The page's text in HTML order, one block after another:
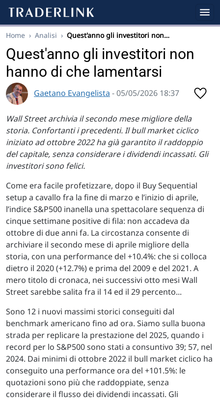
Home › Analisi › Quest'anno gli investitori non…
Quest'anno gli investitori non
hanno di che lamentarsi
Gaetano Evangelista - 05/05/2026 18:37
Wall Street archivia il secondo mese migliore della
storia. Confortanti i precedenti. Il bull market ciclico
iniziato ad ottobre 2022 ha già garantito il raddoppio
del capitale, senza considerare i dividendi incassati. Gli
investitori sono felici.
Come era facile profetizzare, dopo il Buy Sequential
setup a cavallo fra la fine di marzo e l’inizio di aprile,
l’indice S&P500 inanella una spettacolare sequenza di
cinque settimane positive di fila: non accadeva da
ottobre di due anni fa. La circostanza consente di
archiviare il secondo mese di aprile migliore della
storia, con una performance del +10.4%: che si colloca
dietro il 2020 (+12.7%) e prima del 2009 e del 2021. A
mero titolo di cronaca, nei successivi otto mesi Wall
Street sarebbe salita fra il 14 ed il 29 percento...
Sono 12 i nuovi massimi storici conseguiti dal
benchmark americano fino ad ora. Siamo sulla buona
strada per replicare la prestazione del 2025, quando i
record per lo S&P500 sono stati a consuntivo 39; 57, nel
2024. Dai minimi di ottobre 2022 il bull market ciclico ha
conseguito una performance ora del +101.5%: le
quotazioni sono più che raddoppiate, senza
considerare il flusso dei dividendi incassati. Gli